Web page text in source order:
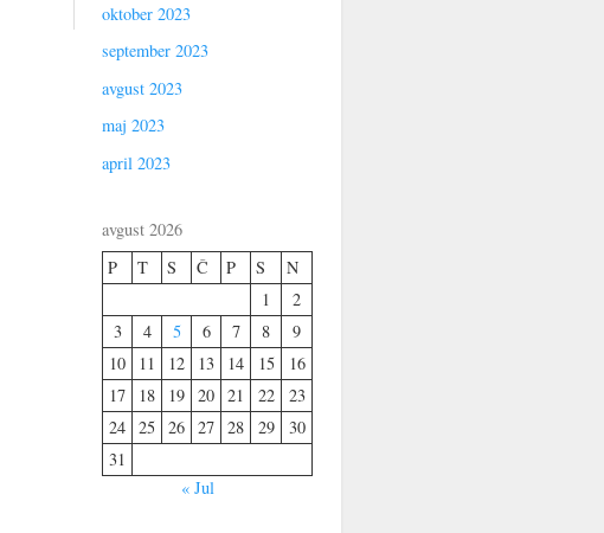
oktober 2023
september 2023
avgust 2023
maj 2023
april 2023
avgust 2026
P
T S Č P S
N
1
2
3
4 5 6 7 8
9
10
11 12 13 14 15
16
17
18 19 20 21 22
23
24 25 26 27 28 29
30
31
« Jul